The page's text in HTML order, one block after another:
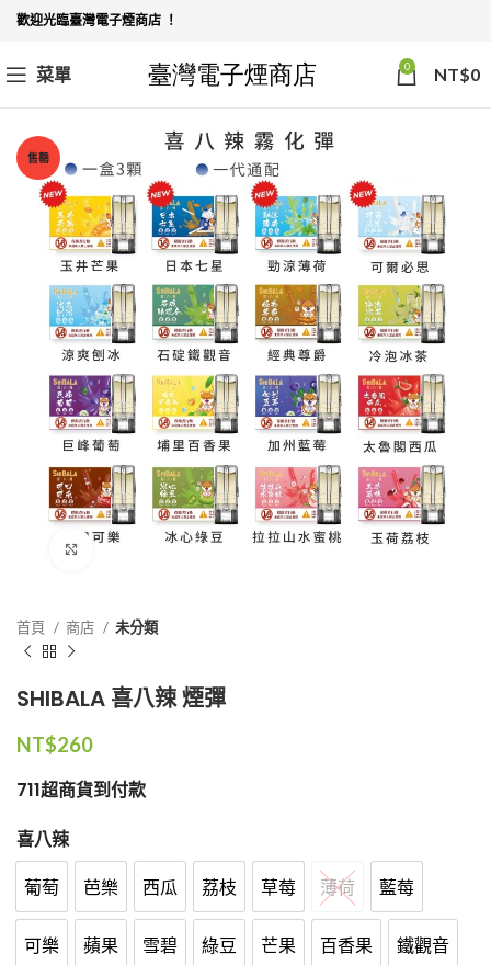
歡迎光臨臺灣電子煙商店 ！
菜單 0 NT$0
售罄
首頁 商店 未分類
SHIBALA 喜八辣 煙彈
NT$260
711超商貨到付款
喜八辣
葡萄
葡萄 芭樂
芭樂 西瓜
西瓜 荔枝
荔枝 草莓
草莓 薄荷
薄荷 藍莓
藍莓
可樂
可樂 蘋果
蘋果 雪碧
雪碧 綠豆
綠豆 芒果
芒果 百香果
百香果 鐵觀音
鐵觀音